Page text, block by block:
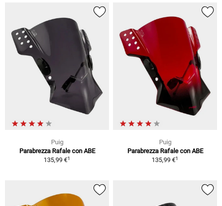
Puig
Parabrezza Rafale con ABE
135,99 €1
Puig
Parabrezza Rafale con ABE
135,99 €1